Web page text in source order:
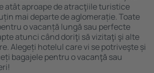
atât aproape de atracţiile turistice
mai departe de aglomerație. Toate
o vacanță lungă sau perfecte
atunci când doriţi să vizitaţi şi alte
Alegeți hotelul care vi se potriveşte și
bagajele pentru o vacanţă sau